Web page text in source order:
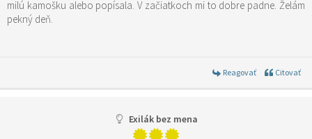
milú kamošku alebo popísala. V začiatkoch mi to dobre padne. Želám
pekný deň.
Reagovať Citovať
Exilák bez mena